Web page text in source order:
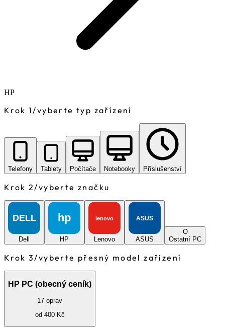
HP
Krok 1 /vyberte typ zařízení
Telefony Tablety Počítače Notebooky Příslušenství
Krok 2 /vyberte značku
Dell HP Lenovo ASUS
O
Ostatní PC
Krok 3 /vyberte přesný model zařízení
HP PC (obecný ceník)
17 oprav
od 400 Kč